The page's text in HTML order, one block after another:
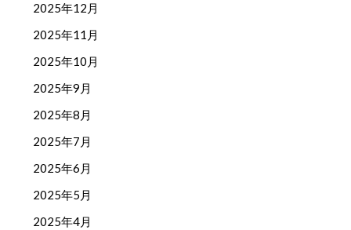
2025年12月
2025年11月
2025年10月
2025年9月
2025年8月
2025年7月
2025年6月
2025年5月
2025年4月